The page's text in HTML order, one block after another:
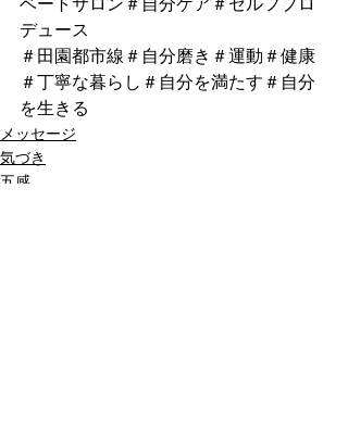
ベートサロン＃自分ケア＃セルフプロ
デュース
＃田園都市線＃自分磨き＃運動＃健康
＃丁寧な暮らし＃自分を満たす＃自分
を生きる
メッセージ
気づき
五感